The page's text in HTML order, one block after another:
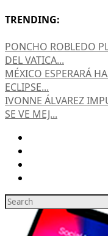
TRENDING:
PONCHO ROBLEDO
DEL VATICA...
MÉXICO ESPERARÁ
ECLIPSE...
IVONNE ÁLVAREZ
SE VE MEJ...